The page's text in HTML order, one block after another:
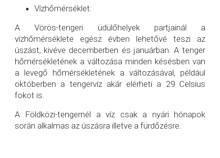
Vízhőmérséklet:
A Vörös-tengeri üdülőhelyek partjainál a
vízhőmérséklete egész évben lehetővé teszi az
úszást, kivéve decemberben és januárban. A tenger
hőmérsékletének a változása minden késésben van
a levegő hőmérsékletének a változásával, például
októberben a tengervíz akár elérheti a 29 Celsius
fokot is.
A Földközi-tengernél a víz csak a nyári hónapok
során alkalmas az úszásra illetve a fürdőzésre.